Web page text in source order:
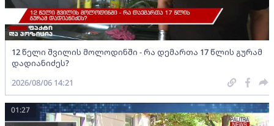
12 წელი შვილის მოლოდინში - რა დემართა 17 წლის გურამ
დადიანიძეს?
2026/08/06 14:21
01:27